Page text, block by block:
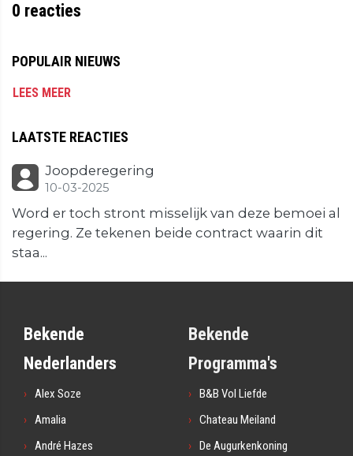
0 reacties
POPULAIR NIEUWS
LEES MEER
LAATSTE REACTIES
Joopderegering
10-03-2025
Word er toch stront misselijk van deze bemoei al
regering. Ze tekenen beide contract waarin dit
staa...
Bekende
Nederlanders
Alex Soze
Amalia
André Hazes
Bekende
Programma's
B&B Vol Liefde
Chateau Meiland
De Augurkenkoning